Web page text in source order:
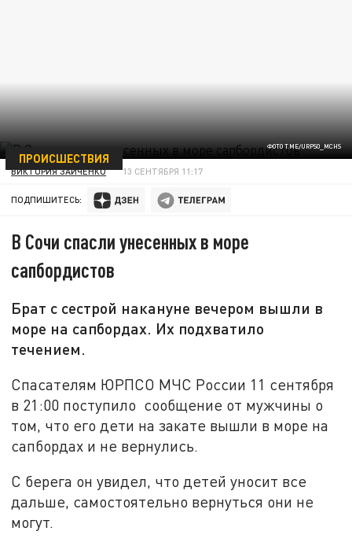
ФОТО T.ME/URPSO_MCHS
ПРОИСШЕСТВИЯ
ВИКТОРИЯ ЗАЙЧЕНКО 13 СЕНТЯБРЯ 11:17
ПОДПИШИТЕСЬ:
В Сочи спасли унесенных в море
сапбордистов
Брат с сестрой накануне вечером вышли в
море на сапбордах. Их подхватило
течением.
Спасателям ЮРПСО МЧС России 11 сентября
в 21:00 поступило сообщение от мужчины о
том, что его дети на закате вышли в море на
сапбордах и не вернулись.
С берега он увидел, что детей уносит все
дальше, самостоятельно вернуться они не
могут.